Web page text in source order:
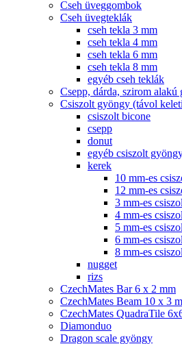
Cseh üveggombok
Cseh üvegteklák
cseh tekla 3 mm
cseh tekla 4 mm
cseh tekla 6 mm
cseh tekla 8 mm
egyéb cseh teklák
Csepp, dárda, szirom alakú
Csiszolt gyöngy (távol
csiszolt bicone
csepp
donut
egyéb csiszolt
kerek
10 mm-es
12 mm-es
3 mm-es
4 mm-es
5 mm-es
6 mm-es
8 mm-es
nugget
rizs
CzechMates Bar 6 x 2 mm
CzechMates Beam 10 x 3
CzechMates QuadraTile
Diamonduo
Dragon scale gyöngy